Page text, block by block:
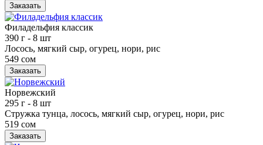
Заказать
Филадельфия классик
390 г - 8 шт
Лосось, мягкий сыр, огурец, нори, рис
549 сом
Заказать
Норвежский
295 г - 8 шт
Стружка тунца, лосось, мягкий сыр, огурец, нори, рис
519 сом
Заказать